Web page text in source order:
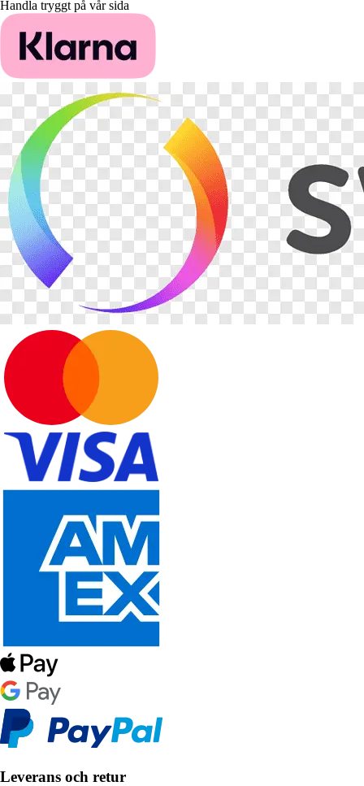
Handla tryggt på vår sida
Leverans och retur